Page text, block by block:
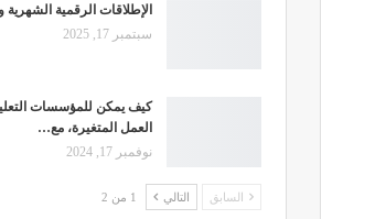
الإطلاقات الرقمية الشهرية
سبتمبر 17, 2025
كيف يمكن للمؤسسات
العمل المتغيرة، مع…
نوفمبر 17, 2024
السابق التالي 1 من 2